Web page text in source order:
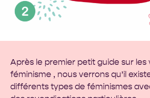
Après le premier petit guide sur les
féminisme , nous verrons qu’il
différents types de féminismes